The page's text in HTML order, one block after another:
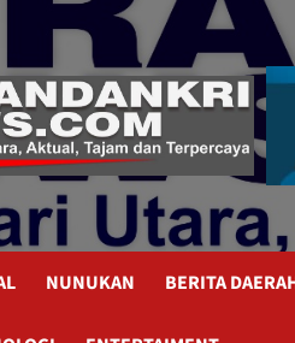
NUNUKAN BERITA